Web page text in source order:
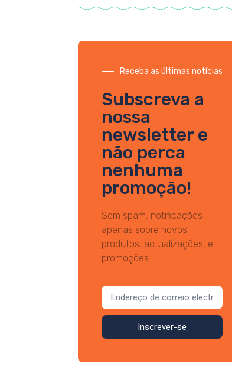
Receba as últimas notícias
Subscreva a
nossa
newsletter e
não perca
nenhuma
promoção!
Sem spam, notificações
apenas sobre novos
produtos, actualizações, e
promoções.
Inscrever-se